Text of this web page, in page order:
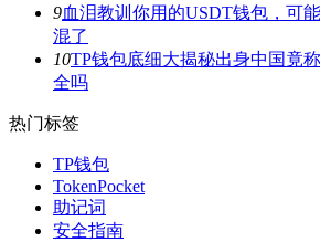
9血泪教训你用的USDT钱包，可
混了
10TP钱包底细大揭秘出身中国竟
全吗
热门标签
TP钱包
TokenPocket
助记词
安全指南